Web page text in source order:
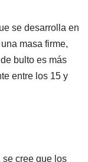
se desarrolla en
masa firme,
bulto es más
entre los 15 y
cree que los